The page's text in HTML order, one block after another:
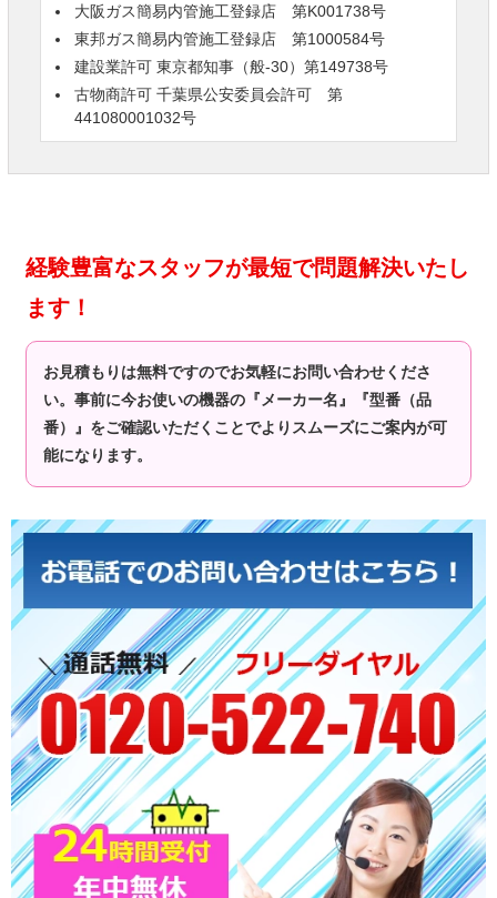
大阪ガス簡易内管施工登録店 第K001738号
東邦ガス簡易内管施工登録店 第1000584号
建設業許可 東京都知事（般-30）第149738号
古物商許可 千葉県公安委員会許可 第
441080001032号
経験豊富なスタッフが最短で問題解決いたし
ます！
お見積もりは無料ですのでお気軽にお問い合わせくださ
い。事前に今お使いの機器の『メーカー名』『型番（品
番）』をご確認いただくことでよりスムーズにご案内が可
能になります。